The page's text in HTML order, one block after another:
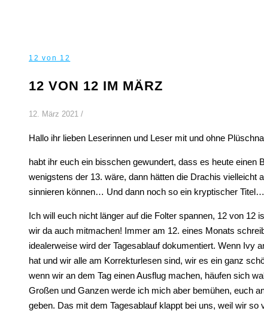
12 von 12
12 VON 12 IM MÄRZ
12. März 2021 /
Hallo ihr lieben Leserinnen und Leser mit und ohne
habt ihr euch ein bisschen gewundert, dass es heute einen
wenigstens der 13. wäre, dann hätten die Drachis vielleicht
sinnieren können… Und dann noch so ein kryptischer Titel…
Ich will euch nicht länger auf die Folter spannen, 12 von 12
wir da auch mitmachen! Immer am 12. eines Monats
idealerweise wird der Tagesablauf dokumentiert. Wenn Ivy
hat und wir alle am Korrekturlesen sind, wir es ein ganz
wenn wir an dem Tag einen Ausflug machen, häufen sich
Großen und Ganzen werde ich mich aber bemühen, euch
geben. Das mit dem Tagesablauf klappt bei uns, weil wir